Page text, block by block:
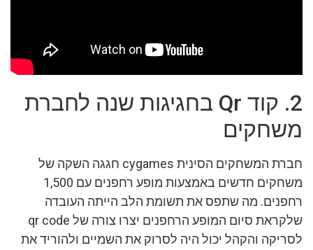
2. קוד Qr בחגיגות שנה לחברת
משחקים
חברת המשחקים הסינית cygames חגגה השקה של
משחקים חדשים באמצעות מופע רחפנים עם 1,500
רחפנים. מה שתפס את תשומת הלב הייתה העובדה
שלקראת סיום המופע הרחפנים יצרו צורה של qr code
לסריקה והקהל יכול היה לסרוק את השמיים ולהוריד את